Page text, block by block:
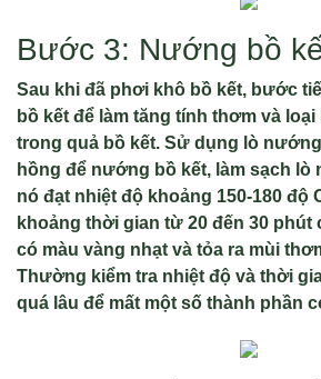
Bước 3: Nướng bồ
Sau khi đã phơi khô bồ kết, bước
bồ kết để làm tăng tính thơm và
trong quả bồ kết. Sử dụng lò
hồng để nướng bồ kết, làm sạch lò
nó đạt nhiệt độ khoảng 150-180 độ
khoảng thời gian từ 20 đến 30 phút
có màu vàng nhạt và tỏa ra mùi
Thường kiểm tra nhiệt độ và thời
quá lâu để mất một số thành phần